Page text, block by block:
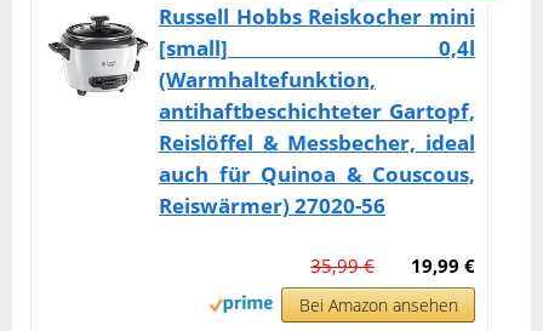
Russell Hobbs Reiskocher mini
[small] 0,4l
(Warmhaltefunktion,
antihaftbeschichteter Gartopf,
Reislöffel & Messbecher, ideal
auch für Quinoa & Couscous,
Reiswärmer) 27020-56
19,99 €
35,99 €
Bei Amazon ansehen